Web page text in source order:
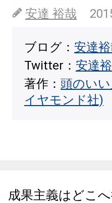
安達 裕哉
ブログ： 安達
Twitter： 安達
著作： 頭のい
イヤモンド社)
成果主義はどこ